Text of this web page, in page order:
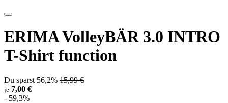
ERIMA VolleyBÄR 3.0 INTRO
T-Shirt function
Du sparst 56,2% 15,99 €
je 7,00 €
- 59,3%